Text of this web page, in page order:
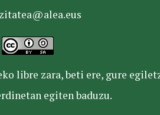
libre zara, beti ere, gure
egiten baduzu.